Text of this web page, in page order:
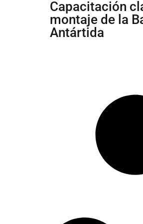
Capacitación
montaje de la
Antártida